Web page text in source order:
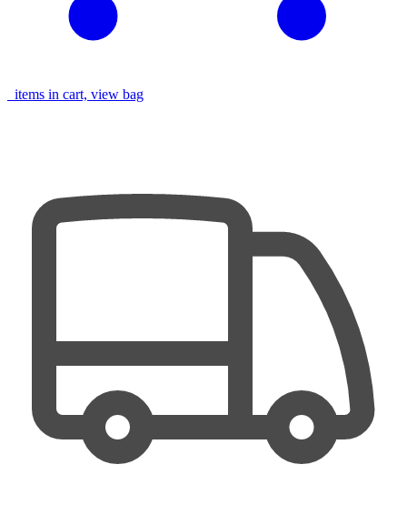
items in cart, view bag